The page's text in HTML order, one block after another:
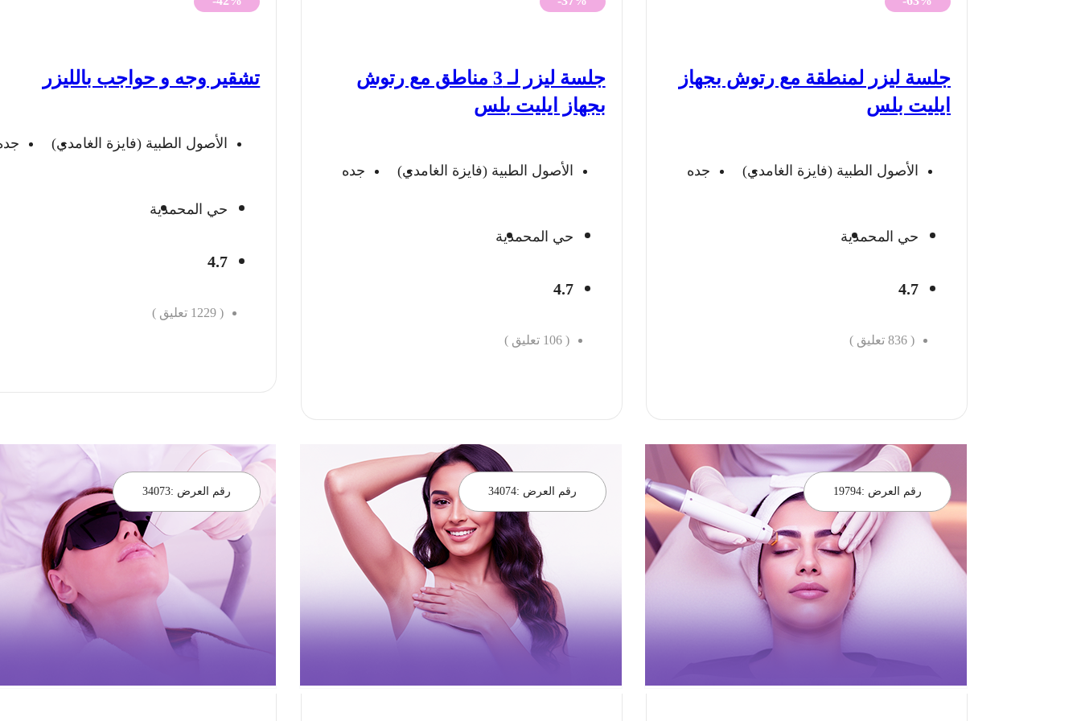
جلسة ليزر لمنطقة مع رتوش بجهاز
ايليت بلس
الأصول الطبية (فايزة الغامدي) جده
حي المحمدية
4.7
(
836 تعليق )
307 ريال.
جلسة ليزر لـ 3 مناطق مع رتوش
بجهاز ايليت بلس
الأصول الطبية (فايزة الغامدي) جده
حي المحمدية
4.7
(
106 تعليق )
174 ريال.
تشقير وجه و حواجب بالليزر
الأصول الطبية (فايزة الغامدي)
حي المحمدية
4.7
(
1229 تعليق )
رقم العرض :19794 رقم العرض :34074 رقم العرض :34073